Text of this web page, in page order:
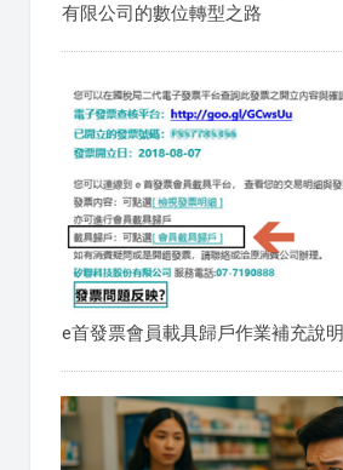
有限公司的數位轉型之路
e首發票會員載具歸戶作業補充說明